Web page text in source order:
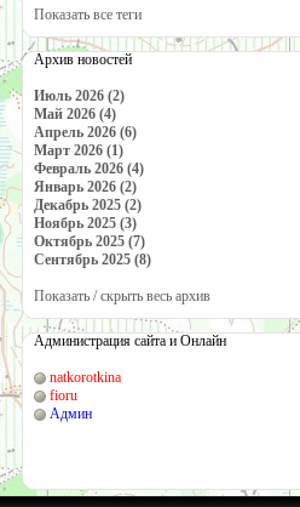
Показать все теги
Архив новостей
Июль 2026 (2)
Май 2026 (4)
Апрель 2026 (6)
Март 2026 (1)
Февраль 2026 (4)
Январь 2026 (2)
Декабрь 2025 (2)
Ноябрь 2025 (3)
Октябрь 2025 (7)
Сентябрь 2025 (8)
Показать / скрыть весь архив
Администрация сайта и Онлайн
natkorotkina
fioru
Админ